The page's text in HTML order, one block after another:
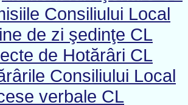
Consiliului Local
de zi şedinţe CL
de Hotărâri CL
Consiliului Local
verbale CL